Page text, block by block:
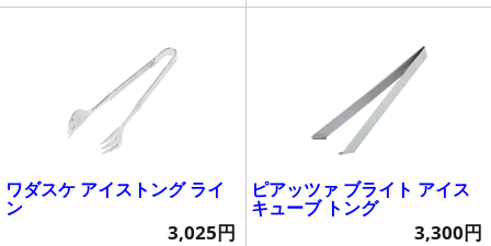
ワダスケ アイストング ライ
ン
3,025円
ピアッツァ ブライト アイス
キューブ トング
3,300円